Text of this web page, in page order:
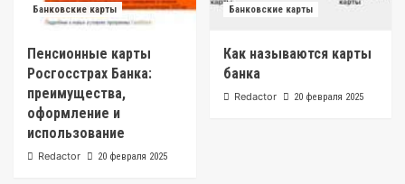
Банковские карты
Пенсионные карты
Росгосстрах Банка:
преимущества,
оформление и
использование
Redactor 20 февраля 2025
Банковские карты
Как называются карты
банка
Redactor 20 февраля 2025